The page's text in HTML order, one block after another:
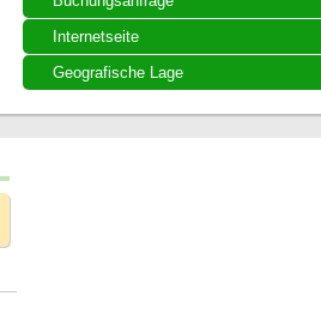
Internetseite
Geografische Lage